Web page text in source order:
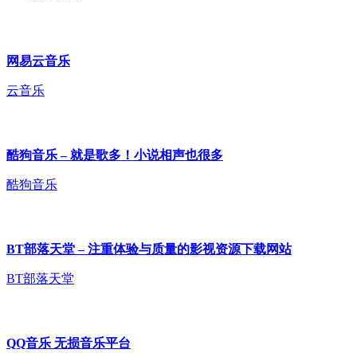
网易云音乐
云音乐
酷狗音乐 – 就是歌多！小说相声也很多
酷狗音乐
BT部落天堂 – 注重体验与质量的影视资源下载网站
BT部落天堂
QQ音乐 无损音乐平台